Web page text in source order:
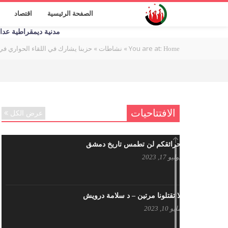
الصفحة الرئيسية اقتصاد
مدنية ديمقراطية عدالة
You are at: Home
» نشاطات » حزبنا يشارك في اللقاء الحواري
الافتتاحيات عرض الكل
حرائقكم لن تطمس تاريخ دمشق
يوليو 17, 2023
لا تقتلونا مرتين – د سلامة درويش
مايو 10, 2023